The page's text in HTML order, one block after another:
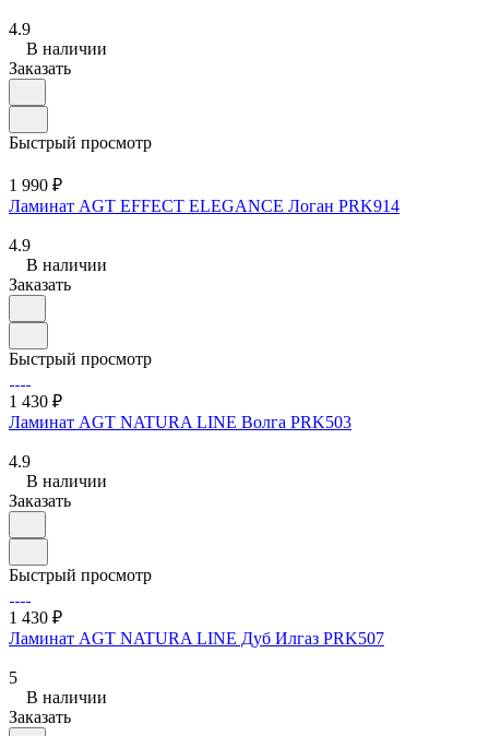
4.9
В наличии
Заказать
Быстрый просмотр
1 990 ₽
Ламинат AGT EFFECT ELEGANCE Логан PRK914
4.9
В наличии
Заказать
Быстрый просмотр
1 430 ₽
Ламинат AGT NATURA LINE Волга PRK503
4.9
В наличии
Заказать
Быстрый просмотр
1 430 ₽
Ламинат AGT NATURA LINE Дуб Илгаз PRK507
5
В наличии
Заказать